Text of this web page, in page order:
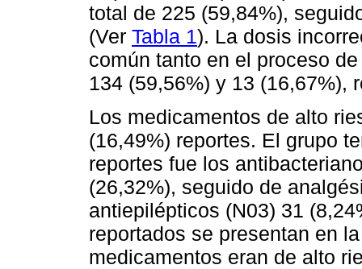
total de 225 (59,84%),
(Ver Tabla 1). La dosis
común tanto en el proceso
134 (59,56%) y 13 (16,67%),
Los medicamentos de alto
(16,49%) reportes. El grupo
reportes fue los
(26,32%), seguido de
antiepilépticos (N03) 31
reportados se presentan en
medicamentos eran de alto